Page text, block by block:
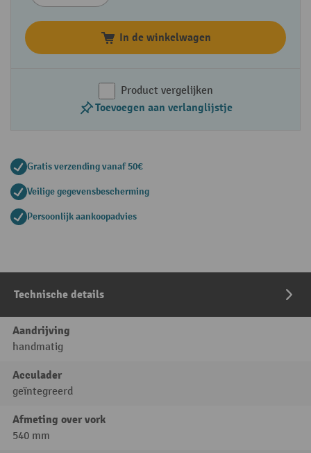
In de winkelwagen
Product vergelijken
Toevoegen aan verlanglijstje
Gratis verzending vanaf 50€
Veilige gegevensbescherming
Persoonlijk aankoopadvies
Technische details
Aandrijving
handmatig
Acculader
geïntegreerd
Afmeting over vork
540 mm